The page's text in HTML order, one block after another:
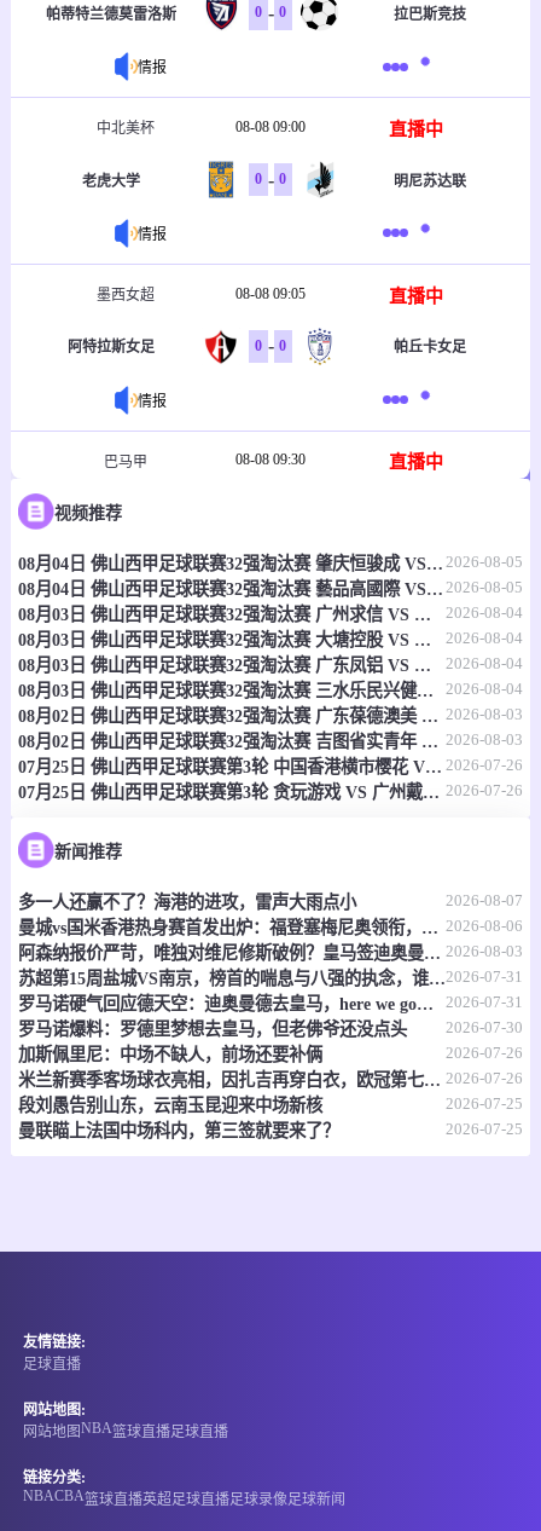
帕蒂特兰德莫雷洛斯 0 - 0 拉巴斯竞技
情报
中北美杯 08-08 09:00 直播中
老虎大学 0 - 0 明尼苏达联
情报
墨西女超 08-08 09:05 直播中
阿特拉斯女足 0 - 0 帕丘卡女足
情报
巴马甲 08-08 09:30 直播中
FC旧金山
情报
秘鲁甲 08-08 09:30
秘鲁体育大学 0 - 0 水晶竞技队
情报
斐济联 08-08 09:30 直播中
拉巴萨
情报
新西南联 08-08 10:00 直播中
瓦纳卡AFC 0 - 0 塞尔温联合
情报
哥斯甲 08-08 10:00
马拉卡特高
-
视频推荐
08月04日 佛山西甲足球联赛32强淘汰赛 肇庆恒骏成 VS 三七互娱 全场录像 2026-08-05
08月04日 佛山西甲足球联赛32强淘汰赛 藝品高國際 VS 湛江狂狼·粵辉能源 全场录像 2026-08-05
08月03日 佛山西甲足球联赛32强淘汰赛 广州求信 VS 顺德新青年 全场录像 2026-08-04
08月03日 佛山西甲足球联赛32强淘汰赛 大塘控股 VS 茂名市点都得 全场录像 2026-08-04
08月03日 佛山西甲足球联赛32强淘汰赛 广东凤铝 VS 湛江八部科技 全场录像 2026-08-04
08月03日 佛山西甲足球联赛32强淘汰赛 三水乐民兴健力宝 VS 中国澳门澳科精英 全场录像 2026-08-04
08月02日 佛山西甲足球联赛32强淘汰赛 广东葆德澳美 VS 白坭兴龙 全场录像 2026-08-03
08月02日 佛山西甲足球联赛32强淘汰赛 吉图省实青年 VS 德兢艾捷斯 全场录像 2026-08-03
07月25日 佛山西甲足球联赛第3轮 中国香港横市樱花 VS 吉图省实青年 全场录像 2026-07-26
07月25日 佛山西甲足球联赛第3轮 贪玩游戏 VS 广州戴拿模 全场录像 2026-07-26
新闻推荐
多一人还赢不了？海港的进攻，雷声大雨点小 2026-08-07
曼城vs国米香港热身赛首发出炉：福登塞梅尼奥领衔，迪马尔科巴雷拉在列 2026-08-06
阿森纳报价严苛，唯独对维尼修斯破例？皇马签迪奥曼德，明摆着施压 2026-08-03
苏超第15周盐城VS南京，榜首的喘息与八强的执念，谁先破局？2026-07-31
罗马诺硬气回应德天空：迪奥曼德去皇马，here we go，别吵了！ 2026-07-31
罗马诺爆料：罗德里梦想去皇马，但老佛爷还没点头 2026-07-30
加斯佩里尼：中场不缺人，前场还要补俩 2026-07-26
米兰新赛季客场球衣亮相，因扎吉再穿白衣，欧冠第七冠二十周年纪念 2026-07-26
段刘愚告别山东，云南玉昆迎来中场新核 2026-07-25
曼联瞄上法国中场科内，第三签就要来了？ 2026-07-25
友情链接:
足球直播
网站地图:
网站地图NBA篮球直播足球直播
链接分类:
NBACBA篮球直播英超 足球直播足球录像 足球新闻